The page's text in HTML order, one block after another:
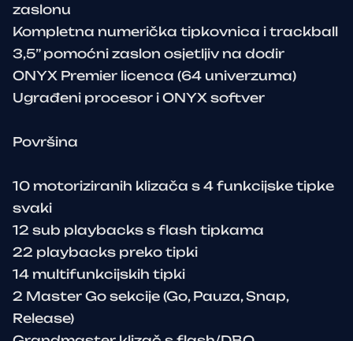
zaslonu
Kompletna numerička tipkovnica i trackball
3,5” pomoćni zaslon osjetljiv na dodir
ONYX Premier licenca (64 univerzuma)
Ugrađeni procesor i ONYX softver
Površina
10 motoriziranih klizača s 4 funkcijske tipke
svaki
12 sub playbacks s flash tipkama
22 playbacks preko tipki
14 multifunkcijskih tipki
2 Master Go sekcije (Go, Pauza, Snap,
Release)